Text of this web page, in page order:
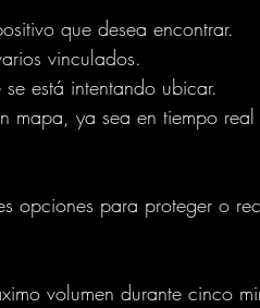
que desea encontrar.
vinculados.
está intentando ubicar.
mapa, ya sea en tiempo
opciones para proteger o
volumen durante cinco